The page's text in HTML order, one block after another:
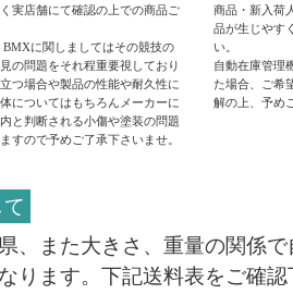
実店舗にて確認の上での商品ご
に関しましてはその競技の
の問題をそれ程重要視しており
つ場合や製品の性能や耐久性に
についてはもちろんメーカーに
と判断される小傷や塗装の問題
すので予めご了承下さいませ。
商品・新入荷
品が生じやす
い。
自動在庫管理
た場合、ご希
解の上、予め
、また大きさ、重量の関係
ります。下記送料表をご確